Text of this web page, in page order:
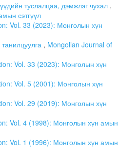
туслалцаа, дэмжлэг чухал ,
сэтгүүл
Vol. 33 (2023): Монголын хүн
, Mongolian Journal of
Vol. 33 (2023): Монголын хүн
Vol. 5 (2001): Монголын хүн
Vol. 29 (2019): Монголын хүн
Vol. 4 (1998): Монголын хүн амын
Vol. 1 (1996): Монголын хүн амын